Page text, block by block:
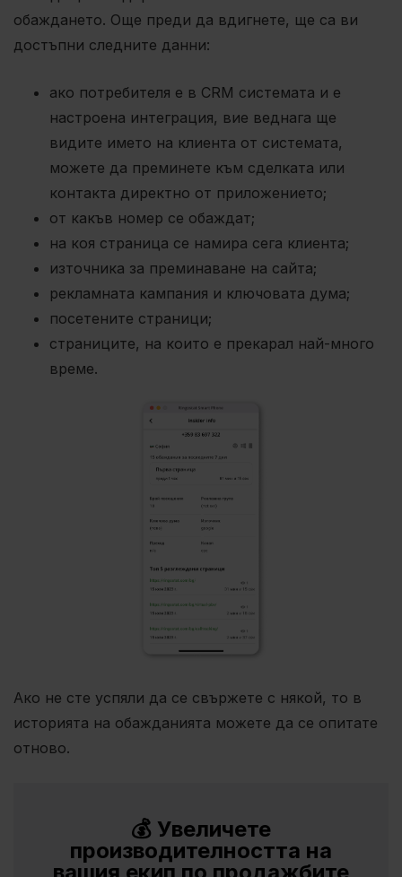
обаждането. Още преди да вдигнете, ще са ви
достъпни следните данни:
ако потребителя е в CRM системата и е
настроена интеграция, вие веднага ще
видите името на клиента от системата,
можете да преминете към сделката или
контакта директно от приложението;
от какъв номер се обаждат;
на коя страница се намира сега клиента;
източника за преминаване на сайта;
рекламната кампания и ключовата дума;
посетените страници;
страниците, на които е прекарал най-много
време.
Ако не сте успяли да се свържете с някой, то в
историята на обажданията можете да се опитате
отново.
💰 Увеличете
производителността на